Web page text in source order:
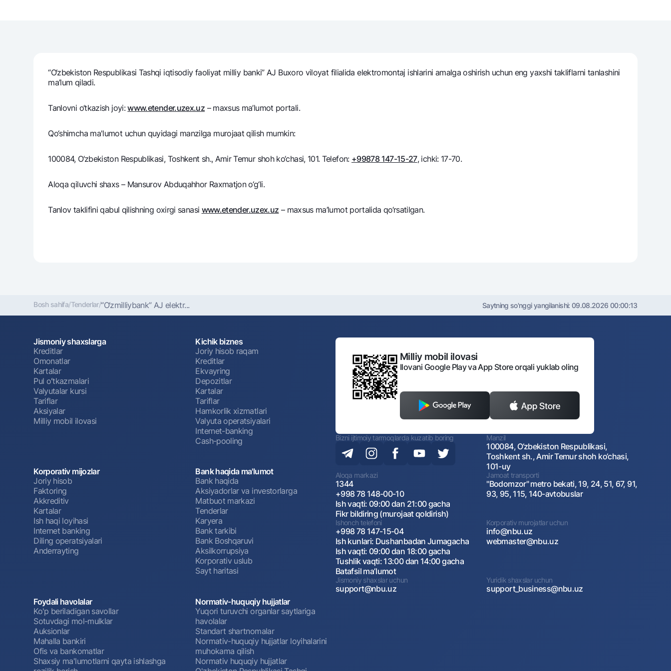
Ko'p beriladigan savollar
Sayt bo‘yicha qidiring
Qidirish
Foydali havolalar
+998 78 148-00-10
“O‘zbеkiston Rеspublikasi Tashqi iqtisodiy faoliyat milliy banki” AJ Buxoro viloyat filialida elеktromontaj ishlarini amalga oshirish uchun eng yaxshi takliflarni tanlashini
ma’lum qiladi.
Tanlovni o‘tkazish joyi:www.etender.uzex.uz – maxsus ma’lumot portali.
Qo‘shimcha ma'lumot uchun quyidagi manzilga murojaat qilish mumkin:
100084, O‘zbekiston Respublikasi, Toshkent sh., Amir Temur shoh ko‘chasi, 101. Telefon: +99878 147-15-27, ichki: 17-70.
Aloqa qiluvchi shaxs – Mansurov Abduqahhor Raxmatjon o‘g‘li.
Tanlov taklifini qabul qilishning oxirgi sanasi www.etender.uzex.uz – maxsus ma’lumot portalida qo‘rsatilgan.
Bosh sahifa/Tenderlar/“O‘zmilliybank” AJ elеktr... Saytning so'nggi yangilanishi: 09.08.2026 00:00:13
Jismoniy shaxslarga
Kreditlar
Omonatlar
Kartalar
Pul oʻtkazmalari
Valyutalar kursi
Tariflar
Aksiyalar
Milliy mobil ilovasi
Kichik biznes
Joriy hisob raqam
Kreditlar
Ekvayring
Depozitlar
Kartalar
Tariflar
Hamkorlik xizmatlari
Valyuta operatsiyalari
Internet-banking
Cash-pooling
Korporativ mijozlar
Joriy hisob
Faktoring
Akkreditiv
Kartalar
Ish haqi loyihasi
Internet banking
Diling operatsiyalari
Anderrayting
Bank haqida ma'lumot
Bank haqida
Aksiyadorlar va investorlarga
Matbuot markazi
Tenderlar
Karyera
Bank tarkibi
Bank Boshqaruvi
Aksilkorrupsiya
Korporativ uslub
Sayt haritasi
Foydali havolalar
Ko'p beriladigan savollar
Sotuvdagi mol-mulklar
Auksionlar
Mahalla bankiri
Ofis va bankomatlar
Shaxsiy ma'lumotlarni qayta ishlashga
Normativ-huquqiy hujjatlar
Yuqori turuvchi organlar saytlariga
havolalar
Standart shartnomalar
Normativ-huquqiy hujjatlar loyihalarini
muhokama qilish
Normativ huquqiy hujjatlar
Milliy mobil ilovasi
Ilovani Google Play va App Store orqali yuklab oling
Bizni ijtimoiy tarmoqlarda kuzatib boring Manzil
100084, O‘zbekiston Respublikasi,
Toshkent sh., Amir Temur shoh ko‘chasi,
101-uy
Aloqa markazi
1344
+998 78 148-00-10
Ish vaqti: 09:00 dan 21:00 gacha
Fikr bildiring (murojaat qoldirish)
Jamoat transporti
"Bodomzor" metro bekati, 19, 24, 51, 67, 91,
93, 95, 115, 140-avtobuslar
Ishonch telefoni
+998 78 147-15-04
Ish kunlari: Dushanbadan Jumagacha
Ish vaqti: 09:00 dan 18:00 gacha
Tushlik vaqti: 13:00 dan 14:00 gacha
Batafsil maʼlumot
Korporativ murojatlar uchun
info@nbu.uz
webmaster@nbu.uz
Jismoniy shaxslar uchun
support@nbu.uz
Yuridik shaxslar uchun
support_business@nbu.uz